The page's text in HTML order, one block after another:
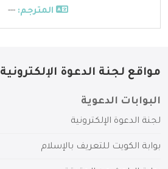
المترجم: ---
مواقع لجنة الدعوة الإلكترونية
البوابات الدعوية
لجنة الدعوة الإلكترونية
بوابة الكويت للتعريف بالإسلام